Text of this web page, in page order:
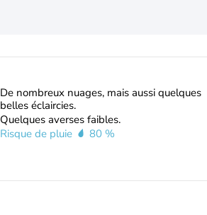
De nombreux nuages, mais aussi quelques
belles éclaircies.
Quelques averses faibles.
Risque de pluie
80 %